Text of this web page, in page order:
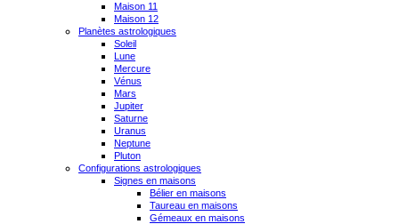
Maison 11
Maison 12
Planètes astrologiques
Soleil
Lune
Mercure
Vénus
Mars
Jupiter
Saturne
Uranus
Neptune
Pluton
Configurations astrologiques
Signes en maisons
Bélier en maisons
Taureau en maisons
Gémeaux en maisons